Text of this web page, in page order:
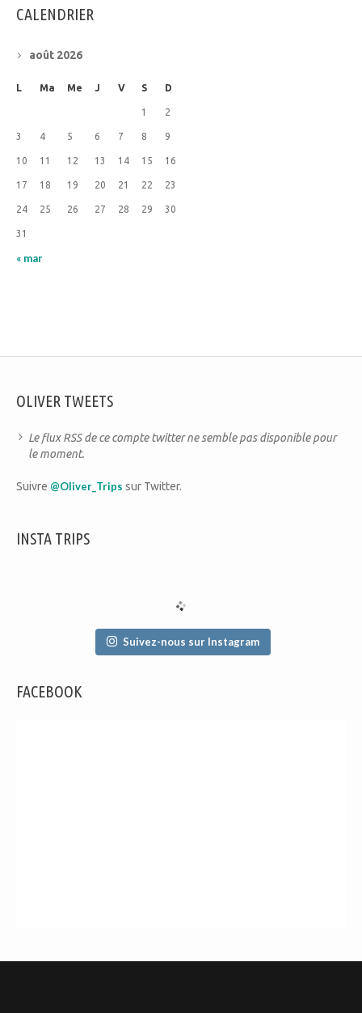
CALENDRIER
août 2026
L Ma Me J V S D
« mar
1 2
3 4 5 6 7 8 9
10 11 12 13 14 15 16
17 18 19 20 21 22 23
24 25 26 27 28 29 30
31
OLIVER TWEETS
Le flux RSS de ce compte twitter ne semble pas disponible pour
le moment.
Suivre @Oliver_Trips sur Twitter.
INSTA TRIPS
Suivez-nous sur Instagram
FACEBOOK